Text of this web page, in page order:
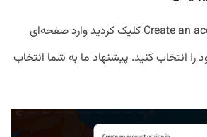
بعد از آن‌که روی Create an account کلیک کردید وارد صفحه‌ای
انتخاب کنید. پیشنهاد ما به شما انتخاب